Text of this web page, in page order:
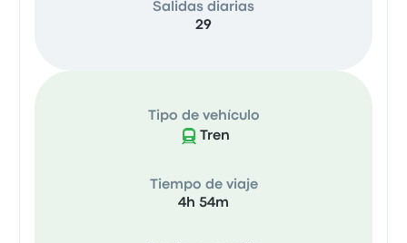
Salidas diarias
29
Tipo de vehículo
Tren
Tiempo de viaje
4h 54m